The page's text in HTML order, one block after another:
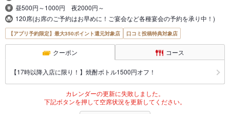
昼500円～1000円 夜2000円～
120席(お席のご予約はお早めに！ご宴会など各種宴会の予約を承り中！)
【アプリ予約限定】最大350ポイント還元対象店 口コミ投稿特典対象店
クーポン コース
【17時以降入店に限り！】焼酎ボトル1500円オフ！
カレンダーの更新に失敗しました。
下記ボタンを押して空席状況を更新してください。